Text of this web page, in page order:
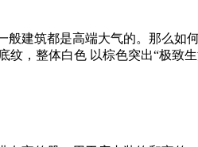
建筑都是高端大气的。那么
，整体白色 以棕色突出“极致